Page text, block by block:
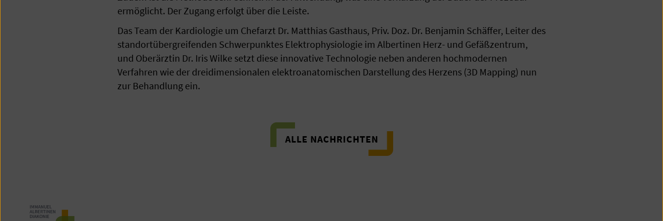
ermöglicht. Der Zugang erfolgt über die Leiste.
Das Team der Kardiologie um Chefarzt Dr. Matthias Gasthaus, Priv. Doz. Dr. Benjamin Schäffer, Leiter des
standortübergreifenden Schwerpunktes Elektrophysiologie im Albertinen Herz- und Gefäßzentrum,
und Oberärztin Dr. Iris Wilke setzt diese innovative Technologie neben anderen hochmodernen
Verfahren wie der dreidimensionalen elektroanatomischen Darstellung des Herzens (3D Mapping) nun
zur Behandlung ein.
ALLE NACHRICHTEN